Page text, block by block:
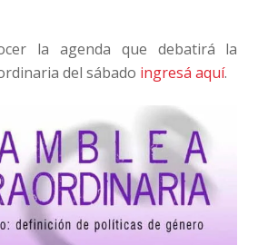
la agenda que debatirá la
del sábado ingresá aquí.